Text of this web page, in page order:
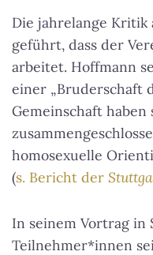
Die jahrelange Kritik
geführt, dass der
arbeitet. Hoffmann
einer „Bruderschaft
Gemeinschaft haben
homosexuelle
(s. Bericht der
In seinem Vortrag in
Teilnehmer*innen